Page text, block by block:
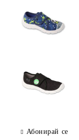
Абонирай се